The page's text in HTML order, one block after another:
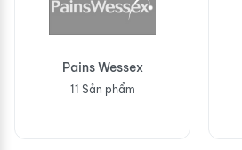
Pains Wessex
11 Sản phẩm